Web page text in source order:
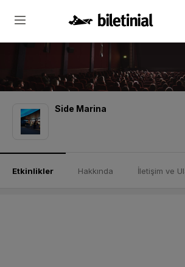
Side Marina
Etkinlikler Hakkında İletişim ve